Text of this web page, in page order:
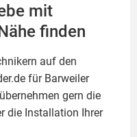
mit
finden
auf den
für Barweiler
gern die
die Installation Ihrer